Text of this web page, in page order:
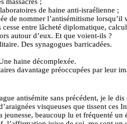
de haine anti-israélienne ;
de nommer l’antisémitisme
cesse entre lâcheté diplomatique,
autour d’eux. Et que voient-ils ?
Des synagogues barricadées.
haine décomplexée.
davantage préoccupées par leur
antisémite sans précédent, je le
visqueuses que tissent
jeunesse, beaucoup lu et fréquenté